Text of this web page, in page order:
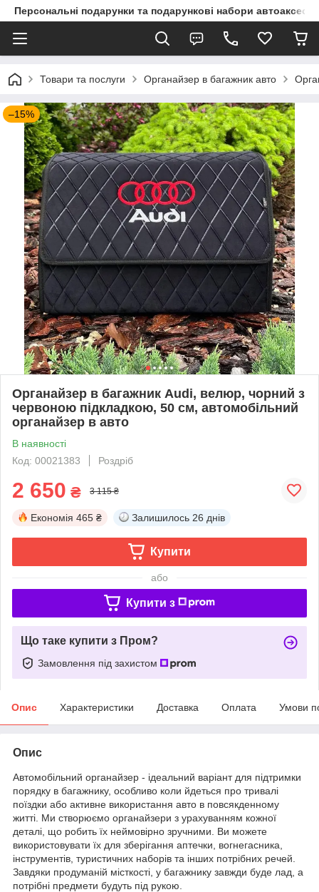
Персональні подарунки та подарункові набори
Товари та послуги Органайзер в багажник авто
–15%
Органайзер в багажник Audi, велюр, чорний з
червоною підкладкою, 50 см, автомобільний
органайзер в авто
В наявності
Код: 00021383
Роздріб
2 650 ₴ 3 115 ₴
Економія 465 ₴ Залишилось 26 днів
Купити
або
Купити з
Що таке купити з Пром?
Замовлення під захистом
Опис Характеристики Доставка Оплата Умови
Опис
Автомобільний органайзер - ідеальний варіант для підтримки
порядку в багажнику, особливо коли йдеться про тривалі
поїздки або активне використання авто в повсякденному
житті. Ми створюємо органайзери з урахуванням кожної
деталі, що робить їх неймовірно зручними. Ви можете
використовувати їх для зберігання аптечки, вогнегасника,
інструментів, туристичних наборів та інших потрібних речей.
Завдяки продуманій місткості, у багажнику завжди буде лад, а
потрібні предмети будуть під рукою.